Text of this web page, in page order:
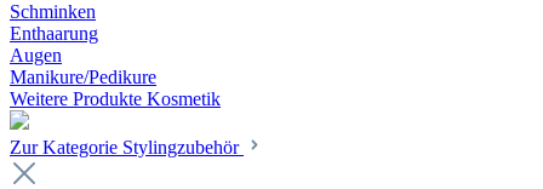
Schminken
Enthaarung
Augen
Manikure/Pedikure
Weitere Produkte Kosmetik
Zur Kategorie Stylingzubehör